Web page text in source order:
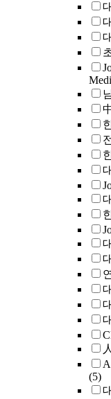
(5)